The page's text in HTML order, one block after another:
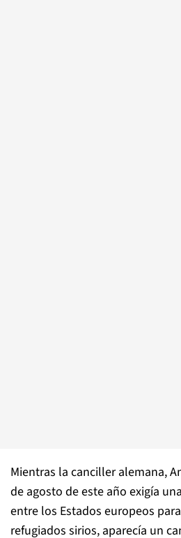
Mientras la canciller alemana,
de agosto de este año exigía
entre los Estados europeos
refugiados sirios, aparecía un